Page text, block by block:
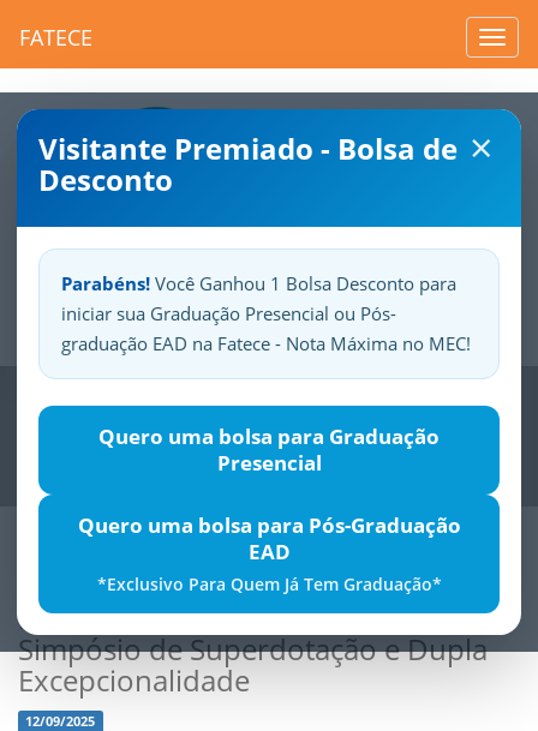
FATECE
×
Visitante Premiado - Bolsa de
Desconto
Parabéns! Você Ganhou 1 Bolsa Desconto para
iniciar sua Graduação Presencial ou Pós-
graduação EAD na Fatece - Nota Máxima no MEC!
Quero uma bolsa para Graduação
Presencial
Quero uma bolsa para Pós-Graduação
EAD
*Exclusivo Para Quem Já Tem Graduação*
SuaFatece.Seuorgulho.
Previous
FATECE realiza com sucesso o 2º
Simpósio de Superdotação e Dupla
Excepcionalidade
12/09/2025